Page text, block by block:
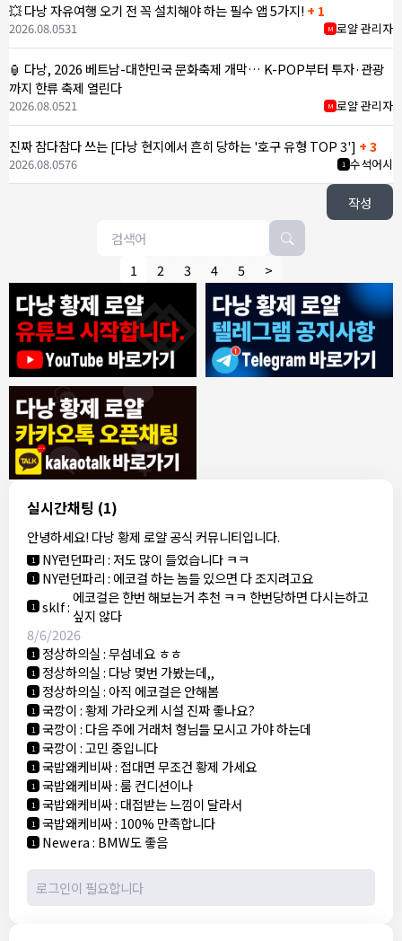
실시간채팅 (1)
안녕하세요! 다낭 황제 로얄 공식 커뮤니티입니다.
8/4/2026
1 모기한테물림:여기도 문의해보면 바로 알려줌
1 모기한테물림:정찰가보다 쌀수 없음
1 결혼안해:ㄹㅇ 팩트 ㅋㅋㅋㅋ
결혼안해:ㄹㅇ 팩트 ㅋㅋㅋㅋ
8/5/2026
NY런던파리 :다낭 에코걸 여기서 예약 가능한가요?
1 3군:에코걸 좀 조심 하는게 좋음
1 NY런던파리:저도 많이 들었습니다 ㅋㅋ
1 NY런던파리: 에코걸 하는 놈들 있으면 다 조지려고요
1 sklf: 에코걸은 한번 해보는거 추천 ㅋㅋ 한번당하면 다시는하고
싶지 않다
8/6/2026
1 정상하의실:무섭네요 ㅎㅎ
1 정상하의실: 다낭 몇번 가봤는데,,
1 정상하의실: 아직 에코걸은 안해봄
1 국깡이:황제 가라오케 시설 진짜 좋나요?
1 국깡이: 다음 주에 거래처 형님들 모시고 가야 하는데
1 국깡이:고민 중입니다
1 국밥왜케비싸: 접대면 무조건 황제 가세요
1 국밥왜케비싸:룸 컨디션이나
1 국밥왜케비싸: 대접받는 느낌이 달라서
1 국밥왜케비싸: 100% 만족합니다
1 Newera: BMW도 좋음
💥 다낭 자유여행 오기 전 꼭 설치해야 하는 필수 앱 5가지! + 1
M 로얄 관리자
2026.08.0531
🏮 다낭, 2026 베트남-대한민국 문화축제 개막… K-POP부터 투자·관광
까지 한류 축제 열린다
M 로얄 관리자
2026.08.0521
진짜 참다참다 쓰는 [다낭 현지에서 흔히 당하는 '호구 유형 TOP 3'] + 3
1 수석어시
2026.08.0576
작성
1 2 3 4 5 >